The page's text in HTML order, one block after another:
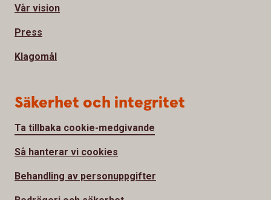
Vår vision
Press
Klagomål
Säkerhet och integritet
Ta tillbaka cookie-medgivande
Så hanterar vi cookies
Behandling av personuppgifter